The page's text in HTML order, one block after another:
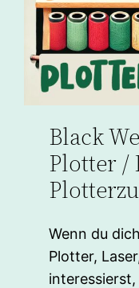
Black
Plotter /
Wenn du
Plotter,